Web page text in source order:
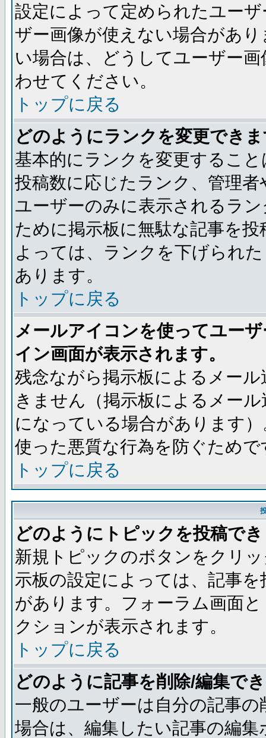
設定によって定められたユー
ザー画像が使えない場合があ
い場合は、どうしてユーザー
わせてください。
トップに戻る
どのようにランクを変更でき
基本的にランクを変更するこ
投稿数に応じたランク、管理
ユーザーのみに表示されるラ
ために掲示板に無駄な記事を
よっては、ランクを下げられ
あります。
トップに戻る
メールアイコンを使ってユー
イン画面が表示されます。
残念ながら掲示板によるメー
きません（掲示板によるメー
になっている場合があります
使った悪質な行為を防ぐためで
トップに戻る
どのようにトピックを投稿で
新規トピックのボタンをクリ
示板の設定によっては、記事
があります。フォーラム画面
クションが表示されます。
トップに戻る
どのように記事を削除/編集で
一般のユーザーは自分の記事
場合は、編集したい記事の編